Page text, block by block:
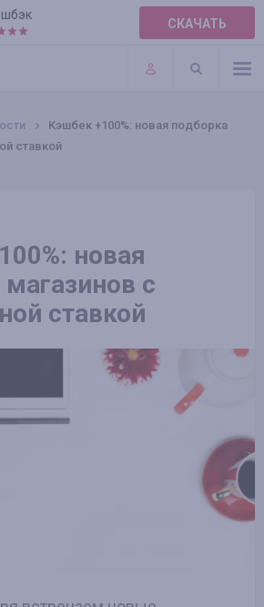
СКАЧАТЬ
Кэшбек +100%: новая подборка
ставкой
новая
с
ставкой